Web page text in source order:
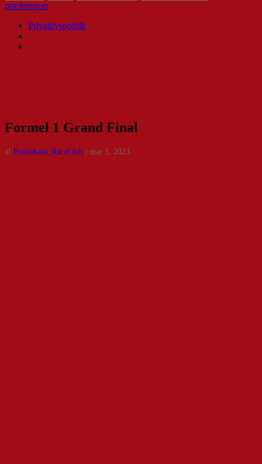
præferencer
Privatlivspolitik
Formel 1 Grand Final
af Praktikant_RaceClub mar 3, 2023